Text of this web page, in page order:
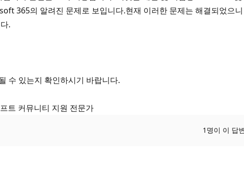
365의 알려진 문제로 보입니다.현재 이러한 문제는 해결되었으
.
수 있는지 확인하시기 바랍니다.
트 커뮤니티 지원 전문가
1명이 이 답